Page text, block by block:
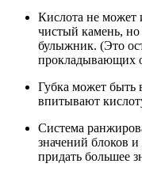
Кислота не может
чистый камень, но
булыжник. (Это
прокладывающих
Губка может быть
впитывают
Система
значений блоков
придать большее